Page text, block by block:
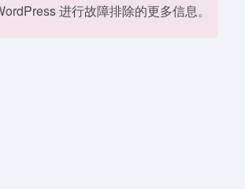
进行故障排除的更多信息。